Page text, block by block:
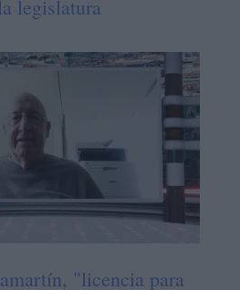
legislatura
"licencia para